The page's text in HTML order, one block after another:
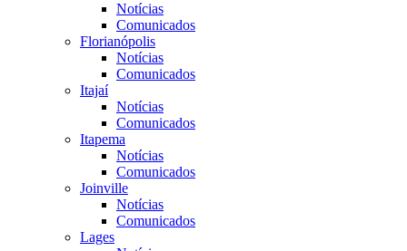
Notícias
Comunicados
Florianópolis
Notícias
Comunicados
Itajaí
Notícias
Comunicados
Itapema
Notícias
Comunicados
Joinville
Notícias
Comunicados
Lages